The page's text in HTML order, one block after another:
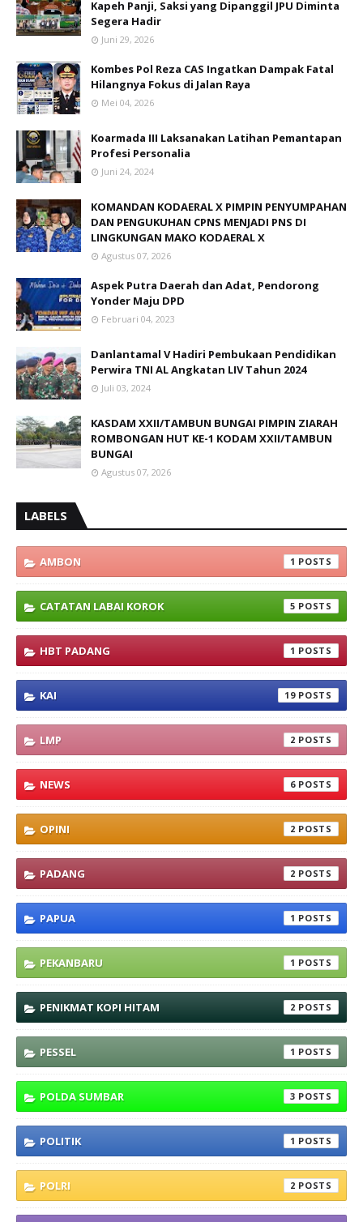
Kapeh Panji, Saksi yang Dipanggil JPU Diminta
Segera Hadir
Juni 29, 2026
Kombes Pol Reza CAS Ingatkan Dampak Fatal
Hilangnya Fokus di Jalan Raya
Mei 04, 2026
Koarmada III Laksanakan Latihan Pemantapan
Profesi Personalia
Juni 24, 2024
KOMANDAN KODAERAL X PIMPIN PENYUMPAHAN
DAN PENGUKUHAN CPNS MENJADI PNS DI
LINGKUNGAN MAKO KODAERAL X
Agustus 07, 2026
Aspek Putra Daerah dan Adat, Pendorong
Yonder Maju DPD
Februari 04, 2023
Danlantamal V Hadiri Pembukaan Pendidikan
Perwira TNI AL Angkatan LIV Tahun 2024
Juli 03, 2024
KASDAM XXII/TAMBUN BUNGAI PIMPIN ZIARAH
ROMBONGAN HUT KE-1 KODAM XXII/TAMBUN
BUNGAI
Agustus 07, 2026
LABELS
AMBON 1
CATATAN LABAI KOROK 5
HBT PADANG 1
KAI 19
LMP 2
NEWS 6
OPINI 2
PADANG 2
PAPUA 1
PEKANBARU 1
PENIKMAT KOPI HITAM 2
PESSEL 1
POLDA SUMBAR 3
POLITIK 1
POLRI 2